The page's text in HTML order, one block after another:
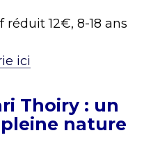
12€, 8-18 ans
ici
Thoiry : un
nature